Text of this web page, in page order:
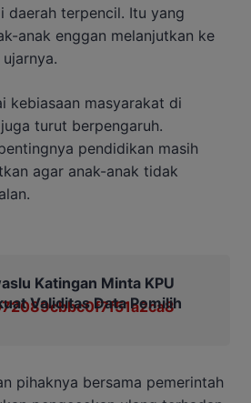
daerah terpencil. Itu yang
anak enggan melanjutkan ke
kebiasaan masyarakat di
turut berpengaruh.
pendidikan masih
agar anak-anak tidak
Katingan Minta KPU
Validitas Data Pemilih
pihaknya bersama pemerintah